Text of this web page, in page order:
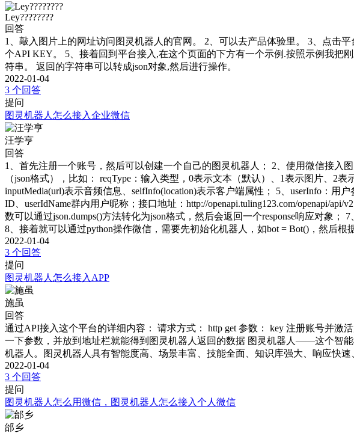
Ley????????
回答
1、敲入图片上的网址访问图灵机器人的官网。 2、可以去产品体验里。 3、点击
个API KEY。 5、接着回到平台接入,在这个页面的下方有一个示例.按照示例我把
符串。 返回的字符串可以转成json对象,然后进行操作。
2022-01-04
3 个回答
提问
图灵机器人怎么接入企业微信
汪学亨
回答
1、首先注册一个账号，然后可以创建一个自己的图灵机器人； 2、使用微信接
（json格式），比如： reqType：输入类型，0表示文本（默认）、1表示图片、2
inputMedia(url)表示音频信息、selfInfo(location)表示客户端属性； 5、userInfo：
ID、userIdName群内用户昵称；接口地址：http://openapi.tuling123.com/openapi/
数可以通过json.dumps()方法转化为json格式，然后会返回一个response响应对象
8、接着就可以通过python操作微信，需要先初始化机器人，如bot = Bot()，然后根
2022-01-04
3 个回答
提问
图灵机器人怎么接入APP
施虽
回答
通过API接入这个平台的详细内容： 请求方式： http get 参数： key 注册账号并激
一下参数，并放到地址栏就能得到图灵机器人返回的数据 图灵机器人——这个智
机器人。图灵机器人具有智能度高、场景丰富、技能全面、知识库强大、响应快速
2022-01-04
3 个回答
提问
图灵机器人怎么用微信，图灵机器人怎么接入个人微信
邰乡